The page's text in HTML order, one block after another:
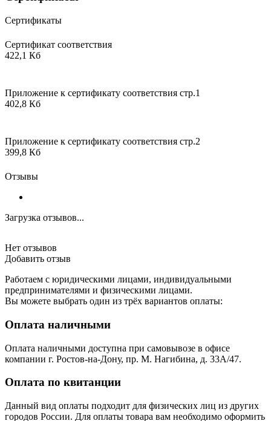
Сертификаты
Сертификат соответствия
422,1 Кб
Приложение к сертификату соответствия стр.1
402,8 Кб
Приложение к сертификату соответствия стр.2
399,8 Кб
Отзывы
Загрузка отзывов...
Нет отзывов
Добавить отзыв
Работаем с юридическими лицами, индивидуальными
предпринимателями и физическими лицами.
Вы можете выбрать один из трёх вариантов оплаты:
Оплата наличными
Оплата наличными доступна при самовывозе в офисе
компании г. Ростов-на-Дону, пр. М. Нагибина, д. 33А/47.
Оплата по квитанции
Данный вид оплаты подходит для физических лиц из других
городов России. Для оплаты товара вам необходимо оформить